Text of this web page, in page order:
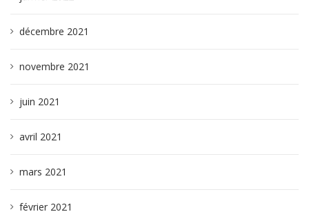
décembre 2021
novembre 2021
juin 2021
avril 2021
mars 2021
février 2021